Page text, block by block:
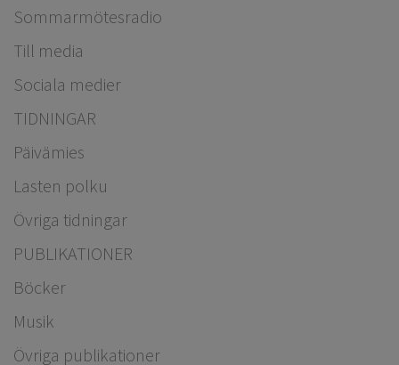
Sommarmötesradio
Till media
Sociala medier
TIDNINGAR
Päivämies
Lasten polku
Övriga tidningar
PUBLIKATIONER
Böcker
Musik
Övriga publikationer